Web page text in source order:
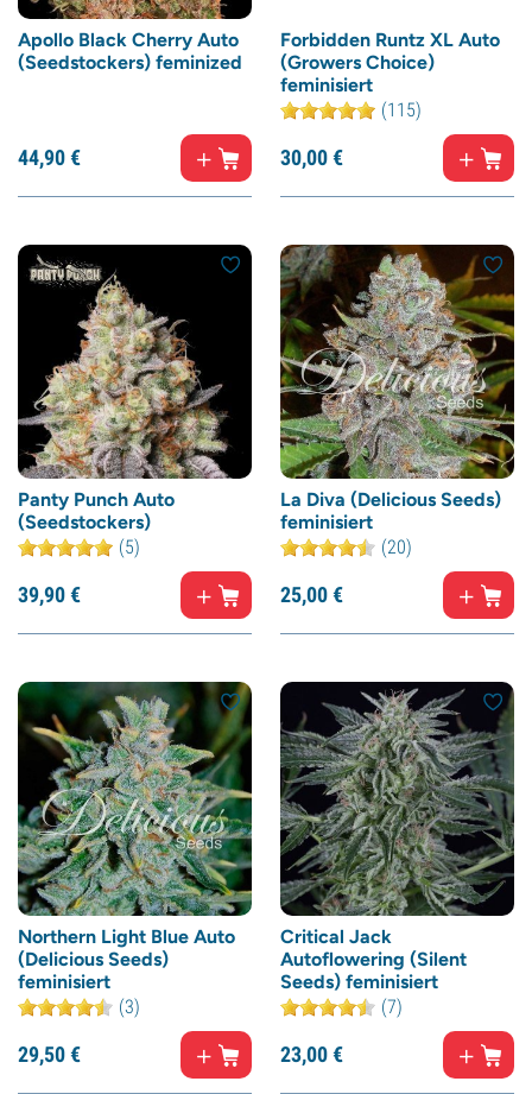
Apollo Black Cherry Auto
(Seedstockers) feminized
44,90€
Forbidden Runtz XL Auto
(Growers Choice)
feminisiert
(115)
30,00€
Panty Punch Auto
(Seedstockers)
(5)
39,90€
La Diva (Delicious Seeds)
feminisiert
(20)
25,00€
Northern Light Blue Auto
(Delicious Seeds)
feminisiert
(3)
29,50€
Critical Jack
Autoflowering (Silent
Seeds) feminisiert
(7)
23,00€